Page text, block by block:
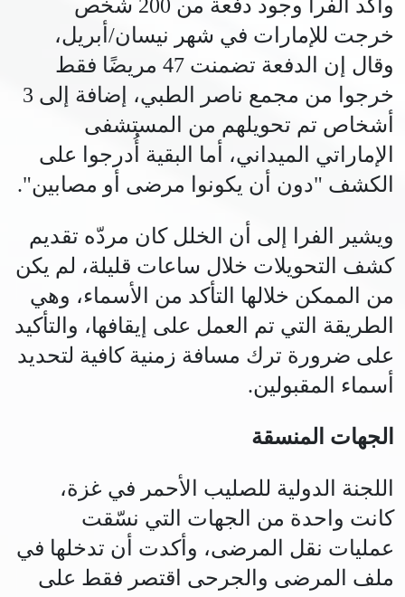
وأكد الفرا وجود دفعة من 200 شخص
خرجت للإمارات في شهر نيسان/أبريل،
وقال إن الدفعة تضمنت 47 مريضًا فقط
خرجوا من مجمع ناصر الطبي، إضافة إلى 3
أشخاص تم تحويلهم من المستشفى
الإماراتي الميداني، أما البقية أُدرجوا على
الكشف "دون أن يكونوا مرضى أو مصابين".
ويشير الفرا إلى أن الخلل كان مردّه تقديم
كشف التحويلات خلال ساعات قليلة، لم يكن
من الممكن خلالها التأكد من الأسماء، وهي
الطريقة التي تم العمل على إيقافها، والتأكيد
على ضرورة ترك مسافة زمنية كافية لتحديد
أسماء المقبولين.
الجهات المنسقة
اللجنة الدولية للصليب الأحمر في غزة،
كانت واحدة من الجهات التي نسّقت
عمليات نقل المرضى، وأكدت أن تدخلها في
ملف المرضى والجرحى اقتصر فقط على